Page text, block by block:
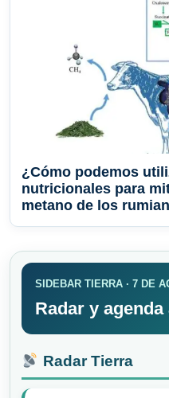
¿Cómo podemos
nutricionales para
metano de los
SIDEBAR TIERRA · 7 DE
Radar y agenda
Radar Tierra